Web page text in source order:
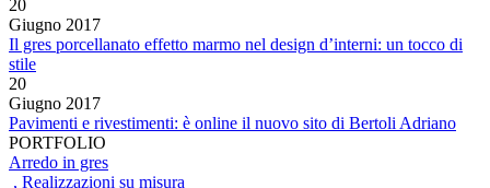
20
Giugno 2017
Il gres porcellanato effetto marmo nel design d’interni: un tocco di
stile
20
Giugno 2017
Pavimenti e rivestimenti: è online il nuovo sito di Bertoli Adriano
PORTFOLIO
Arredo in gres
, Realizzazioni su misura